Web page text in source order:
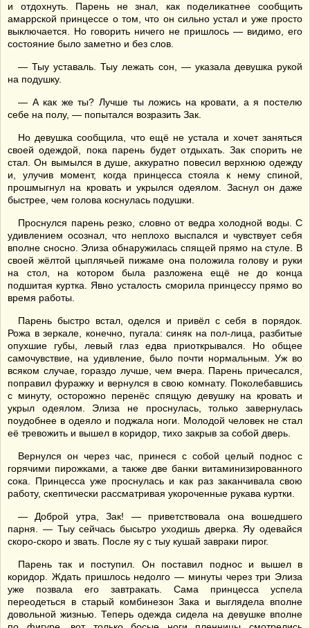
и отдохнуть. Парень не знал, как поделикатнее сообщить
амаррской принцессе о том, что он сильно устал и уже просто
выключается. Но говорить ничего не пришлось — видимо, его
состояние было заметно и без слов.
— Тыу уставаль. Тыу лежать сон, — указала девушка рукой
на подушку.
— А как же ты? Лучше ты ложись на кровати, а я постелю
себе на полу, — попытался возразить Зак.
Но девушка сообщила, что ещё не устала и хочет заняться
своей одеждой, пока парень будет отдыхать. Зак спорить не
стал. Он вымылся в душе, аккуратно повесил верхнюю одежду
и, улучив момент, когда принцесса стояла к нему спиной,
прошмыгнул на кровать и укрылся одеялом. Заснул он даже
быстрее, чем голова коснулась подушки.
Проснулся парень резко, словно от ведра холодной воды. С
удивлением осознал, что неплохо выспался и чувствует себя
вполне сносно. Элиза обнаружилась спящей прямо на стуле. В
своей жёлтой цыплячьей пижаме она положила голову и руки
на стол, на котором была разложена ещё не до конца
подшитая куртка. Явно усталость сморила принцессу прямо во
время работы.
Парень быстро встал, оделся и привёл с себя в порядок.
Рожа в зеркале, конечно, пугала: синяк на пол-лица, разбитые
опухшие губы, левый глаз едва приоткрывался. Но общее
самочувствие, на удивление, было почти нормальным. Уж во
всяком случае, гораздо лучше, чем вчера. Парень причесался,
поправил фуражку и вернулся в свою комнату. Поколебавшись
с минуту, осторожно перенёс спящую девушку на кровать и
укрыл одеялом. Элиза не проснулась, только завернулась
поудобнее в одеяло и поджала ноги. Молодой человек не стал
её тревожить и вышел в коридор, тихо закрыв за собой дверь.
Вернулся он через час, принеся с собой целый поднос с
горячими пирожками, а также две банки витаминизированного
сока. Принцесса уже проснулась и как раз заканчивала свою
работу, скептически рассматривая укороченные рукава куртки.
— Доброй утра, Зак! — приветствовала она вошедшего
парня. — Тыу сейчась бысьтро уходишь дверка. Яу одевайся
скоро-скоро и звать. После яу с тыу кушай завраки пирог.
Парень так и поступил. Он поставил поднос и вышел в
коридор. Ждать пришлось недолго — минуты через три Элиза
уже позвала его завтракать. Сама принцесса успела
переодеться в старый комбинезон Зака и выглядела вполне
довольной жизнью. Теперь одежда сидела на девушке вполне